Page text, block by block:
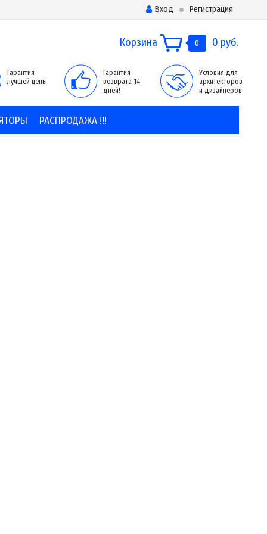
Вход Регистрация
Корзина 0 0 руб.
Гарантия
лучшей цены
Гарантия
возврата 14
дней!
Условия для
архитекторов
и дизайнеров
РАСПРОДАЖА !!!